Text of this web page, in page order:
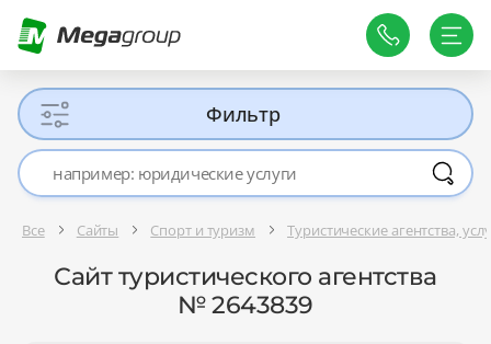
Фильтр
Все Сайты Спорт и туризм Туристические агентства,
Сайт туристического агентства
№ 2643839